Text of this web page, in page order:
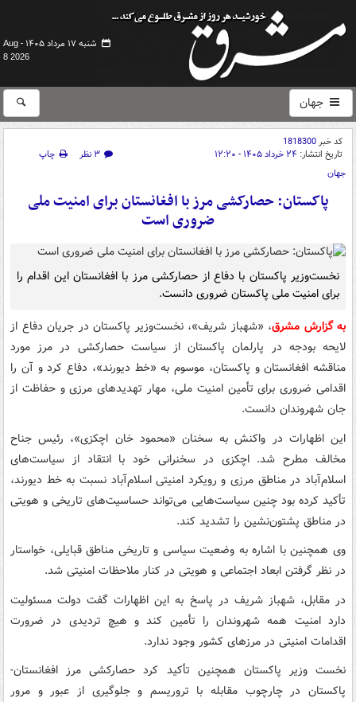
شنبه ۱۷ مرداد ۱۴۰۵ -
Aug
8 2026
جهان
کد خبر1818300
تاریخ انتشار: ۲۴ خرداد ۱۴۰۵ - ۱۲:۲۰ ۳ نظر
چاپ
جهان
پاکستان: حصارکشی مرز با افغانستان برای امنیت ملی
ضروری است
نخست‌وزیر پاکستان با دفاع از حصارکشی مرز با افغانستان این اقدام را
برای امنیت ملی پاکستان ضروری دانست.
به گزارش مشرق، «شهباز شریف»، نخست‌وزیر پاکستان در جریان دفاع از
لایحه بودجه در پارلمان پاکستان از سیاست حصارکشی در مرز مورد
مناقشه افغانستان و پاکستان، موسوم به «خط دیورند»، دفاع کرد و آن را
اقدامی ضروری برای تأمین امنیت ملی، مهار تهدیدهای مرزی و حفاظت از
جان شهروندان دانست.
این اظهارات در واکنش به سخنان «محمود خان اچکزی»، رئیس جناح
مخالف مطرح شد. اچکزی در سخنرانی خود با انتقاد از سیاست‌های
اسلام‌آباد در مناطق مرزی و رویکرد امنیتی اسلام‌آباد نسبت به خط دیورند،
تأکید کرده بود چنین سیاست‌هایی می‌تواند حساسیت‌های تاریخی و هویتی
در مناطق پشتون‌نشین را تشدید کند.
وی همچنین با اشاره به وضعیت سیاسی و تاریخی مناطق قبایلی، خواستار
در نظر گرفتن ابعاد اجتماعی و هویتی در کنار ملاحظات امنیتی شد.
در مقابل، شهباز شریف در پاسخ به این اظهارات گفت دولت مسئولیت
دارد امنیت همه شهروندان را تأمین کند و هیچ تردیدی در ضرورت
اقدامات امنیتی در مرزهای کشور وجود ندارد.
نخست وزیر پاکستان همچنین تأکید کرد حصارکشی مرز افغانستان-
پاکستان در چارچوب مقابله با تروریسم و جلوگیری از عبور و مرور